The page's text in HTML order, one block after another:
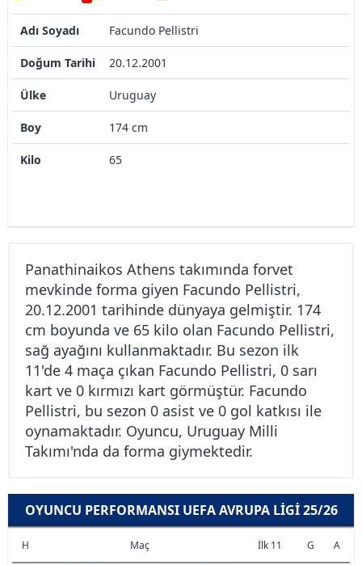
Adı Soyadı Facundo Pellistri
Doğum Tarihi 20.12.2001
Ülke Uruguay
Boy 174 cm
Kilo 65
Panathinaikos Athens takımında forvet
mevkinde forma giyen Facundo Pellistri,
20.12.2001 tarihinde dünyaya gelmiştir. 174
cm boyunda ve 65 kilo olan Facundo Pellistri,
sağ ayağını kullanmaktadır. Bu sezon ilk
11'de 4 maça çıkan Facundo Pellistri, 0 sarı
kart ve 0 kırmızı kart görmüştür. Facundo
Pellistri, bu sezon 0 asist ve 0 gol katkısı ile
oynamaktadır. Oyuncu, Uruguay Milli
Takımı'nda da forma giymektedir.
OYUNCU PERFORMANSI UEFA AVRUPA LIGI 25/26
H Maç İlk 11 G
A